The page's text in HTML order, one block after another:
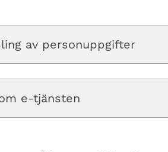
av personuppgifter
e-tjänsten